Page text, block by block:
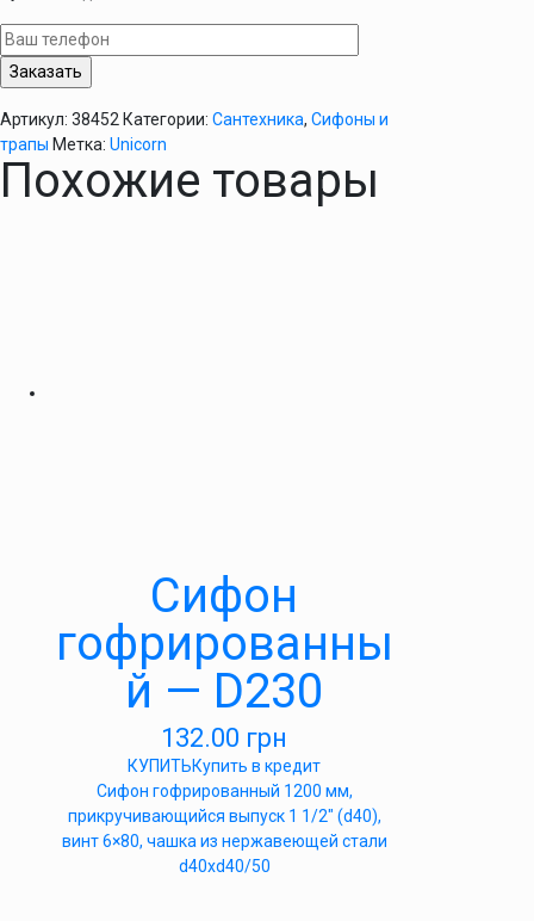
писсуара
-
К320
Артикул: 38452 Категории: Сантехника, Сифоны и
трапы Метка: Unicorn
Похожие товары
Сифон
гофрированны
й — D230
132.00 грн
КУПИТЬКупить в кредит
Сифон гофрированный 1200 мм,
прикручивающийся выпуск 1 1/2″ (d40),
винт 6×80, чашка из нержавеющей стали
d40xd40/50